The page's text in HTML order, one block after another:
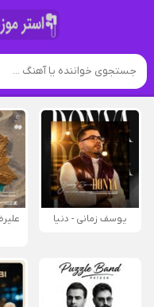
یوسف زمانی - دنیا